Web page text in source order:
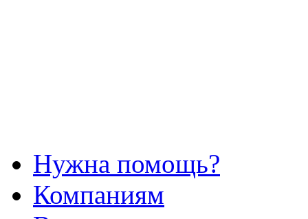
Нужна помощь?
Компаниям